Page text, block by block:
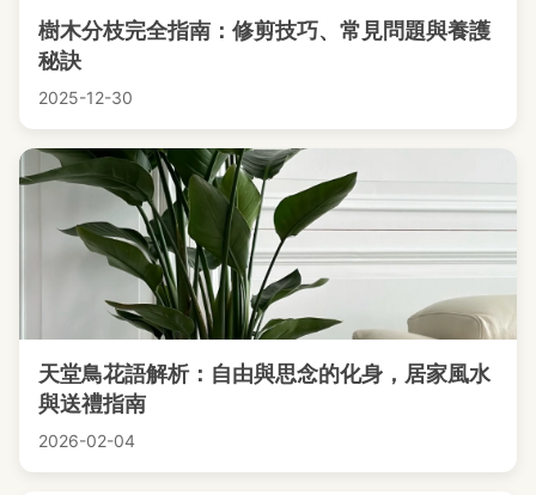
樹木分枝完全指南：修剪技巧、常見問題與養護
秘訣
2025-12-30
天堂鳥花語解析：自由與思念的化身，居家風水
與送禮指南
2026-02-04